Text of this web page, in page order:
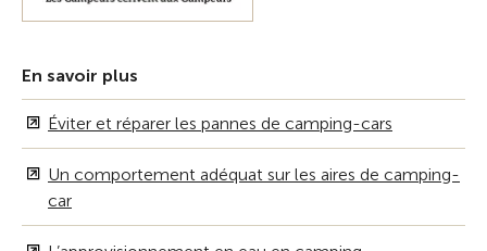
En savoir plus
Éviter et réparer les pannes de camping-cars
Un comportement adéquat sur les aires de camping-
car